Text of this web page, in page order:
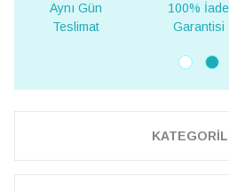
100% İade